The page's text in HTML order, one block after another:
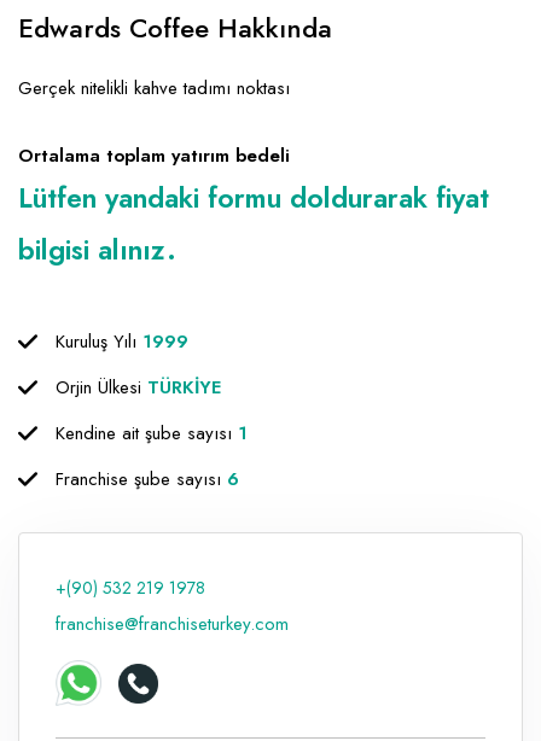
Sağlık Güzellik
Turizm - Eğlence
Mobilya ve Ev Tekstili
Oyuncak ve Hediyelik
Takı
Yapı Malzemesi - Hırdavat
Gıda ve Sarf Malzemeleri
Güvenlik - Temizlik
Giyim - Aksesuar
Hukuk - Marka - Patent ve Tercüme
Lojistik - Kargo ve Kurye
Mali Kayıt ve Denetim
Matbaa - Fotoğraf
Mobilya Dekorasyon
Proje - İnşaat ve Tesisat
Raf ve Depo Sistemleri
Reklam - Tanıtım - PR ve İnternet
Seyahat - Rent A Car
Edwards Coffee Hakkında
Gerçek nitelikli kahve tadımı noktası
Ortalama toplam yatırım bedeli
Lütfen yandaki formu doldurarak fiyat
bilgisi alınız.
Kuruluş Yılı 1999
Orjin Ülkesi TÜRKİYE
Kendine ait şube sayısı 1
Franchise şube sayısı 6
+(90) 532 219 1978
franchise@franchiseturkey.com